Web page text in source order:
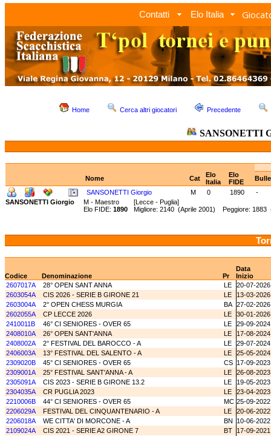
Contatti Elo Italia
Home Cerca altri giocatori Precedente
SANSONETTI
Nome Cat
Elo
Italia
Elo
FIDE
SANSONETTI Giorgio
M 0 1890
-
SANSONETTI Giorgio
M - Maestro [Lecce - Puglia]
Elo FIDE: 1890 Migliore: 2140 (Aprile 2001) Peggiore: 1883
Data
Codice
Denominazione Pr
Inizio
2607017A
28° OPEN SANT ANNA LE
20-07-2026
2603054A
CIS 2026 - SERIE B GIRONE 21 LE
13-03-2026
2603004A
2° OPEN CHESS MURGIA BA 27-02-2026
2602055A
CP LECCE 2026 LE
30-01-2026
2410011B
46° CI SENIORES - OVER 65 LE
29-09-2024
2408010A
26° OPEN SANT'ANNA LE
17-08-2024
2408002A
2° FESTIVAL DEL BAROCCO - A LE
29-07-2024
2406003A
13° FESTIVAL DEL SALENTO - A LE
25-05-2024
2309020B
45° CI SENIORES - OVER 65 CS 17-09-2023
2309001A
25° FESTIVAL SANT'ANNA - A LE
26-08-2023
2305091A
CIS 2023 - SERIE B GIRONE 13.2 LE
19-05-2023
2304035A
CR PUGLIA 2023 LE
23-04-2023
2210006B
44° CI SENIORES - OVER 65 MC 25-09-2022
2206029A
FESTIVAL DEL CINQUANTENARIO - A LE
20-06-2022
2206018A
WE CITTA' DI MORCONE - A BN
10-06-2022
2109024A
CIS 2021 - SERIE A2 GIRONE 7 BT
17-09-2021